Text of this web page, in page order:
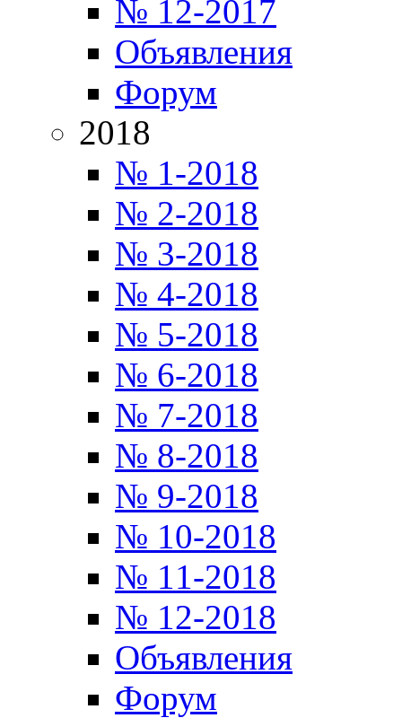
№ 12-2017
Объявления
Форум
2018
№ 1-2018
№ 2-2018
№ 3-2018
№ 4-2018
№ 5-2018
№ 6-2018
№ 7-2018
№ 8-2018
№ 9-2018
№ 10-2018
№ 11-2018
№ 12-2018
Объявления
Форум